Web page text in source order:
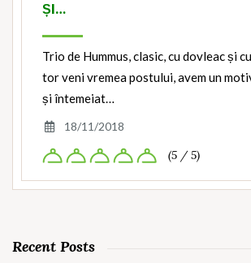
ȘI…
Trio de Hummus, clasic, cu dovleac și
tor veni vremea postului, avem un
și întemeiat…
18/11/2018
(5 / 5)
Recent Posts